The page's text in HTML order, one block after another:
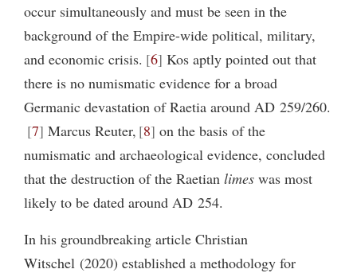
occur simultaneously and must be seen in the
background of the Empire-wide political, military,
and economic crisis. 6 Kos aptly pointed out that
there is no numismatic evidence for a broad
Germanic devastation of Raetia around AD 259/260.
7 Marcus Reuter, 8 on the basis of the
numismatic and archaeological evidence, concluded
that the destruction of the Raetian limes was most
likely to be dated around AD 254.
In his groundbreaking article Christian
Witschel (2020) established a methodology for